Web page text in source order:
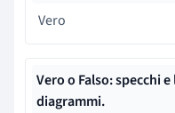
Vero
Vero o Falso: specchi
diagrammi.